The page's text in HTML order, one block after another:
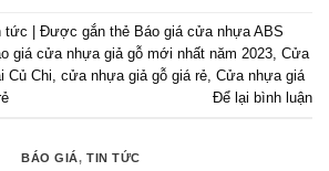
tức Được gắn thẻ Báo giá cửa nhựa ABS
giá cửa nhựa giả gỗ mới nhất năm 2023 Cửa
Củ Chi cửa nhựa giả gỗ giá rẻ Cửa nhựa giá
Để lại bình luận
BÁO GIÁ,TIN TỨC